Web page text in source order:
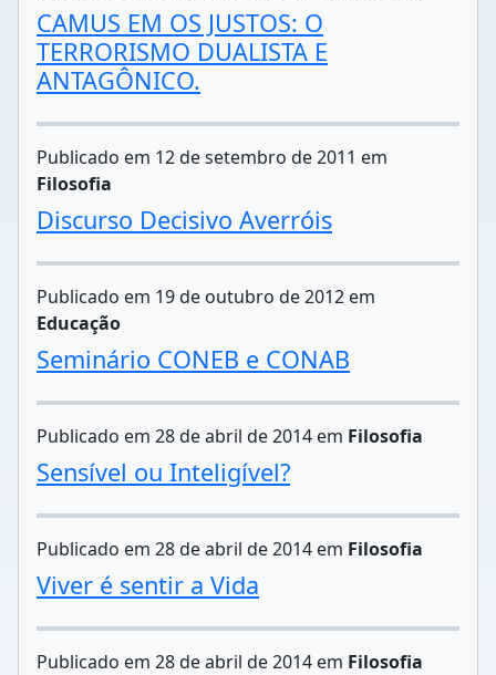
CAMUS EM OS JUSTOS: O
TERRORISMO DUALISTA E
ANTAGÔNICO.
Publicado em 12 de setembro de 2011 em
Filosofia
Discurso Decisivo Averróis
Publicado em 19 de outubro de 2012 em
Educação
Seminário CONEB e CONAB
Publicado em 28 de abril de 2014 em Filosofia
Sensível ou Inteligível?
Publicado em 28 de abril de 2014 em Filosofia
Viver é sentir a Vida
Publicado em 28 de abril de 2014 em Filosofia